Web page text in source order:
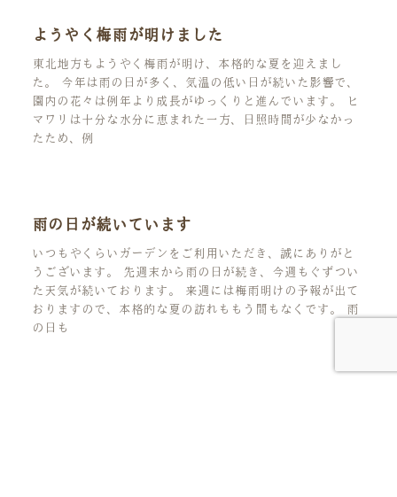
ようやく梅雨が明けました
東北地方もようやく梅雨が明け、本格的な夏を迎えまし
た。 今年は雨の日が多く、気温の低い日が続いた影響で、
園内の花々は例年より成長がゆっくりと進んでいます。 ヒ
マワリは十分な水分に恵まれた一方、日照時間が少なかっ
たため、例
雨の日が続いています
いつもやくらいガーデンをご利用いただき、誠にありがと
うございます。 先週末から雨の日が続き、今週もぐずつい
た天気が続いております。 来週には梅雨明けの予報が出て
おりますので、本格的な夏の訪れももう間もなくです。 雨
の日も